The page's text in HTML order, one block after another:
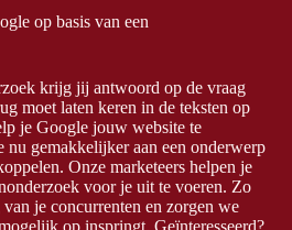
op basis van een
krijg jij antwoord op de vraag
moet laten keren in de teksten op
je Google jouw website te
nu gemakkelijker aan een onderwerp
Onze marketeers helpen je
voor je uit te voeren. Zo
je concurrenten en zorgen we
op inspringt. Geïnteresseerd?